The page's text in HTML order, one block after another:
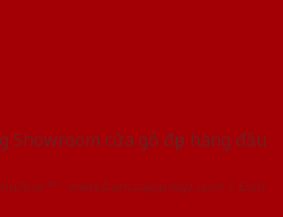
Showroom cửa gỗ đẹp hàng đầu
- www.bancuagodep.com | Đơn